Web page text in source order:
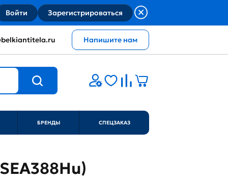
Войти Зарегистрироваться
Напишите нам
БРЕНДЫ СПЕЦЗАКАЗ